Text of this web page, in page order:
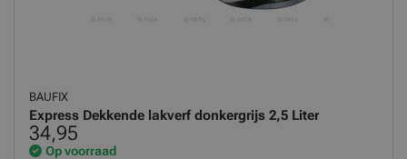
BAUFIX
Express Dekkende lakverf donkergrijs 2,5 Liter
34,95
Op voorraad